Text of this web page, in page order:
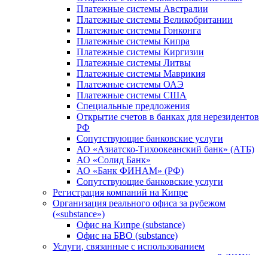
Платежные системы Австралии
Платежные системы Великобритании
Платежные системы Гонконга
Платежные системы Кипра
Платежные системы Киргизии
Платежные системы Литвы
Платежные системы Маврикия
Платежные системы ОАЭ
Платежные системы США
Специальные предложения
Открытие счетов в банках для нерезидентов
РФ
Сопутствующие банковские услуги
АО «Азиатско-Тихоокеанский банк» (АТБ)
АО «Солид Банк»
АО «Банк ФИНАМ» (РФ)
Сопутствующие банковские услуги
Регистрация компаний на Кипре
Организация реального офиса за рубежом
(«substance»)
Офис на Кипре (substance)
Офис на БВО (substance)
Услуги, связанные с использованием